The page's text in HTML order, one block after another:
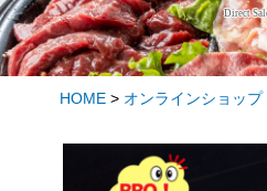
Direct
HOME> オンラインショップ